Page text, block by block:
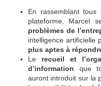
En rassemblant
plateforme, Marcel
problèmes de
intelligence artificielle
plus aptes à
Le recueil et
d’information que
auront introduit sur la